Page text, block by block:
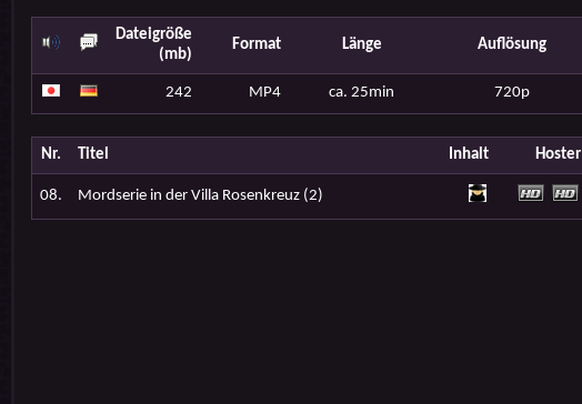
Dateigröße
(mb)
Format Länge Auflösung
242 MP4 ca. 25min 720p
Nr. Titel Inhalt Hoster
08. Mordserie in der Villa Rosenkreuz (2)